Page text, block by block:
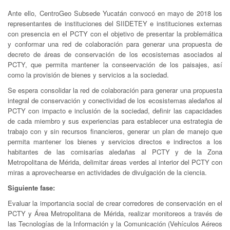
Ante ello, CentroGeo Subsede Yucatán convocó en mayo de 2018 los
representantes de instituciones del SIIDETEY e instituciones externas
con presencia en el PCTY con el objetivo de presentar la problemática
y conformar una red de colaboración para generar una propuesta de
decreto de áreas de conservación de los ecosistemas asociados al
PCTY, que permita mantener la conseervación de los paisajes, así
como la provisión de bienes y servicios a la sociedad.
Se espera consolidar la red de colaboración para generar una propuesta
integral de conservación y conectividad de los ecosistemas aledaños al
PCTY con impacto e inclusión de la sociedad, definir las capacidades
de cada miembro y sus experiencias para establecer una estrategia de
trabajo con y sin recursos financieros, generar un plan de manejo que
permita mantener los bienes y servicios directos e indirectos a los
habitantes de las comisarías aledañas al PCTY y de la Zona
Metropolitana de Mérida, delimitar áreas verdes al interior del PCTY con
miras a aprovechearse en actividades de divulgación de la ciencia.
Siguiente fase:
Evaluar la importancia social de crear corredores de conservación en el
PCTY y Área Metropolitana de Mérida, realizar monitoreos a través de
las Tecnologías de la Información y la Comunicación (Vehículos Aéreos